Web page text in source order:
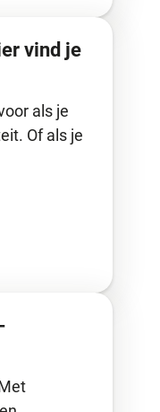
vind je
als je
Of als je